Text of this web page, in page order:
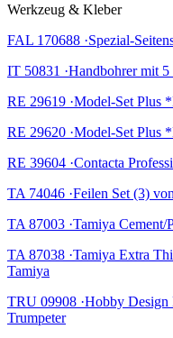
Werkzeug & Kleber
FAL 170688 ·Spezial-
IT 50831 ·Handbohrer mit
RE 29619 ·Model-Set Plus
RE 29620 ·Model-Set Plus
RE 39604 ·Contacta
TA 74046 ·Feilen Set (3)
TA 87003 ·Tamiya
TA 87038 ·Tamiya Extra
Tamiya
TRU 09908 ·Hobby
Trumpeter